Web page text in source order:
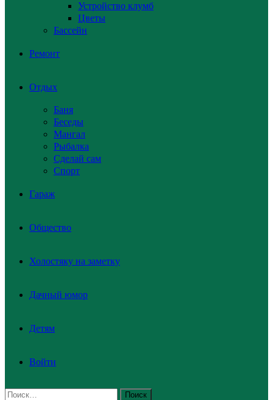
Устройство клумб
Цветы
Бассейн
Ремонт
Отдых
Баня
Беседы
Мангал
Рыбалка
Сделай сам
Спорт
Гараж
Общество
Холостяку на заметку
Дачный юмор
Детям
Войти
Найти: